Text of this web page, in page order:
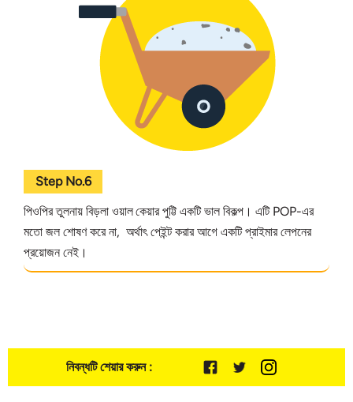
Step No.6
পিওপির তুলনায় বিড়লা ওয়াল কেয়ার পুট্টি একটি ভাল বিকল্প। এটি POP-এর
মতো জল শোষণ করে না, অর্থাৎ পেইন্ট করার আগে একটি প্রাইমার লেপনের
প্রয়োজন নেই।
নিবন্ধটি শেয়ার করুন :